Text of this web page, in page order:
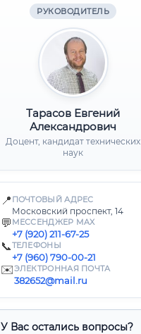
РУКОВОДИТЕЛЬ
Тарасов Евгений
Александрович
Доцент, кандидат технических
наук
📍 ПОЧТОВЫЙ АДРЕС
Московский проспект, 14
💬 МЕССЕНДЖЕР MAX
+7 (920) 211-67-25
📞ТЕЛЕФОНЫ
+7 (960) 790-00-21
✉️ЭЛЕКТРОННАЯ ПОЧТА
382652@mail.ru
У Вас остались вопросы?